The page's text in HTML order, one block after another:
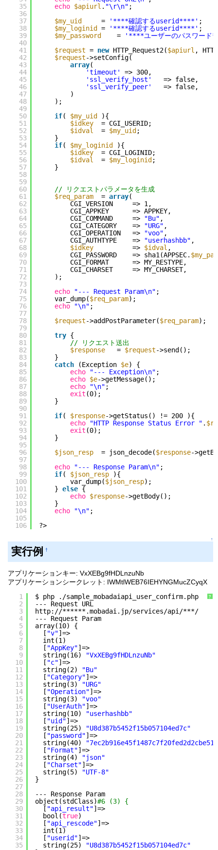
35
36
37
38
39
40
41
42
43
44
45
46
47
48
49
50
51
52
53
54
55
56
57
58
59
60
61
62
63
64
65
66
67
68
69
70
71
72
73
74
75
76
77
78
79
80
81
82
83
84
85
86
87
88
89
90
91
92
93
94
95
96
97
98
99
100
101
102
103
104
105
106
echo $apiurl . "\r\n" ;
$my_uid
= '****確認するuserid****'
$my_loginid
= '****確認するuserid****'
$my_password
=
'****ユーザーのパスワー
$request = new HTTP_Request2($apiurl ,
$request->setConfig(
array(
'timeout'
=> 300,
'ssl_verify_host'
=> false,
'ssl_verify_peer'
=> false,
)
);
if( $my_uid
){
$idkey
= CGI_USERID;
$idval
= $my_uid ;
}
if( $my_loginid
){
$idkey
= CGI_LOGINID;
$idval
= $my_loginid ;
}
// リクエストパラメータを生成
$req_param
= array(
CGI_VERSION     => 1,
CGI_APPKEY      => APPKEY,
CGI_COMMAND     =>
"Bu" ,
CGI_CATEGORY    =>
"URG" ,
CGI_OPERATION   =>
"voo" ,
CGI_AUTHTYPE    =>
"userhashbb" ,
$idkey
=> $idval ,
CGI_PASSWORD    => sha1(APPSEC.
CGI_FORMAT      => MY_RESTYPE,
CGI_CHARSET     => MY_CHARSET,
);
echo
"--- Request Param\n" ;
var_dump($req_param);
echo
"\n" ;
$request->addPostParameter($req_param);
try {
// リクエスト送出
$response
= $request->send();
}
catch
(Exception $e) {
echo
"--- Exception\n" ;
echo $e->getMessage();
echo
"\n" ;
exit (0);
}
if( $response->getStatus() != 200 ){
echo
"HTTP Response Status Error " .
exit (0);
}
$json_resp
= json_decode($response-
echo
"--- Response Param\n" ;
if( $json_resp
){
var_dump($json_resp);
} else {
echo $response->getBody();
}
echo
"\n" ;
?>
↑
実行例 †
アプリケーションキー: VxXEBg9fHDLnzuNb
アプリケーションシークレット: IWMtlWEB76IEHYNGMucZCyqX
?
1
2
3
4
5
6
7
8
9
10
11
12
13
14
15
16
17
18
19
20
21
22
23
24
25
26
27
28
29
30
31
32
33
34
35
$ php . /sample_mobadaiapi_user_confirm.php
--- Request URL
http: //******.mobadai.jp/services/api/***/
--- Request Param
array(10) {
[ "v"]=>
int(1)
[ "AppKey"]=>
string(16)
"VxXEBg9fHDLnzuNb"
[ "c"]=>
string(2)
"Bu"
[ "Category"]=>
string(3)
"URG"
[ "Operation"]=>
string(3)
"voo"
[ "UserAuth"]=>
string(10)
"userhashbb"
[ "uid"]=>
string(25)
"U8d387b5452f15b057104ed7c"
[ "password"]=>
string(40)
[ "Format"]=>
string(4)
"json"
[ "Charset"]=>
string(5)
"UTF-8"
}
--- Response Param
object(stdClass)#6 (3) {
[ "api_result"]=>
bool(true)
[ "api_rescode"]=>
int(1)
[ "userid"]=>
string(25)
"U8d387b5452f15b057104ed7c"